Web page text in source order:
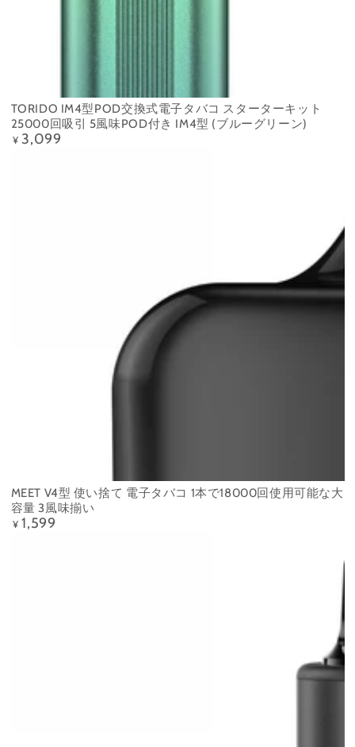
TORIDO IM4型POD交換式電子タバコ スターターキット
25000回吸引 5風味POD付き IM4型 (ブルーグリーン)
定
¥ 3,099
MEET V4型 使い捨て 電子タバコ 1本で18000回使用可能な大
容量 3風味揃い
定
¥ 1,599